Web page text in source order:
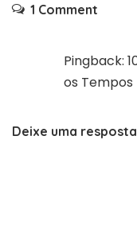
1 Comment
Pingback:
os Tempos
Deixe uma resposta